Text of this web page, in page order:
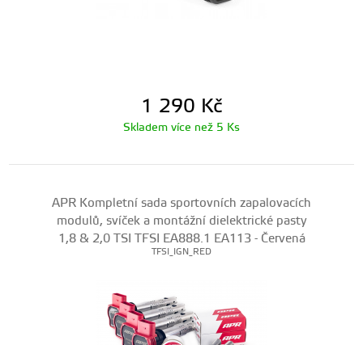
1 290 Kč
Skladem více než 5 Ks
APR Kompletní sada sportovních zapalovacích
modulů, svíček a montážní dielektrické pasty
1,8 & 2,0 TSI TFSI EA888.1 EA113 - Červená
TFSI_IGN_RED